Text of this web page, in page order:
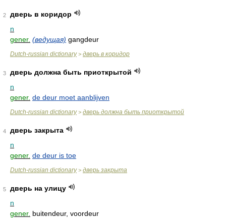
2
дверь в коридор
n
gener. (ведущая) gangdeur
Dutch-russian dictionary> дверь в коридор
3
дверь должна быть приоткрытой
n
gener. de deur moet aanblijven
Dutch-russian dictionary> дверь должна быть приоткрытой
4
дверь закрыта
n
gener. de deur is toe
Dutch-russian dictionary> дверь закрыта
5
дверь на улицу
n
gener. buitendeur, voordeur